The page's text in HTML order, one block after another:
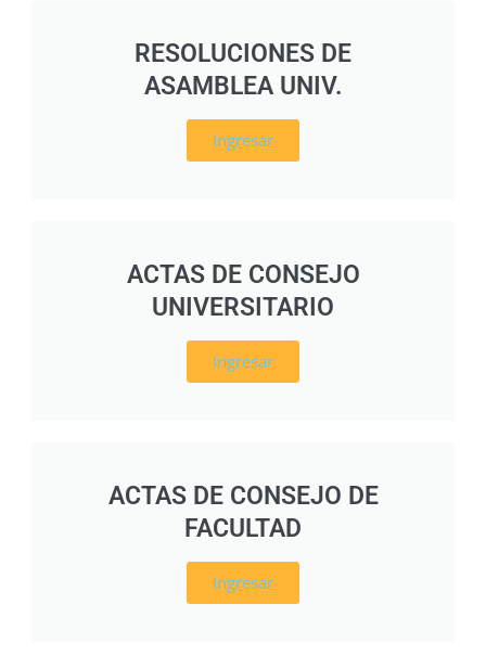
RESOLUCIONES DE
ASAMBLEA UNIV.
Ingresar
ACTAS DE CONSEJO
UNIVERSITARIO
Ingresar
ACTAS DE CONSEJO DE
FACULTAD
Ingresar